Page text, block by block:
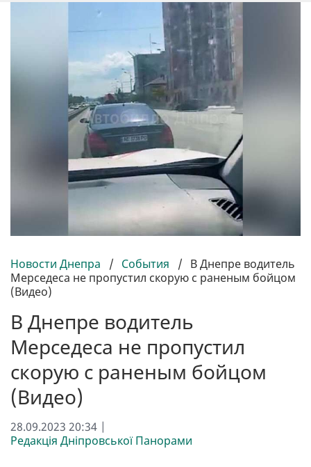
Новости Днепра / События / В Днепре водитель
Мерседеса не пропустил скорую с раненым бойцом
(Видео)
В Днепре водитель
Мерседеса не пропустил
скорую с раненым бойцом
(Видео)
28.09.2023 20:34 |
Редакція Дніпровської Панорами